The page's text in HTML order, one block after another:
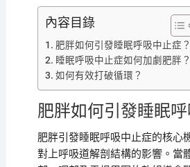
內容目錄
肥胖如何引發睡眠呼吸中止症？
睡眠呼吸中止症如何加劇肥胖？
如何有效打破循環？
肥胖如何引發睡眠
肥胖引發睡眠呼吸中止症的核心
對上呼吸道解剖結構的影響。當